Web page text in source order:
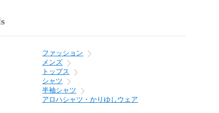
ファッション
メンズ
トップス
シャツ
半袖シャツ
アロハシャツ・かりゆしウェア